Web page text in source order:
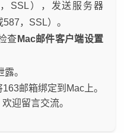
SSL），发送服务器
，SSL）。
查 Mac邮件客户端设置
。
邮箱绑定到Mac上。
迎留言交流。